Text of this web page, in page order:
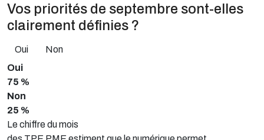
Vos priorités de septembre sont-elles
clairement définies ?
Oui
Non
Oui
75 %
Non
25 %
Le chiffre du mois